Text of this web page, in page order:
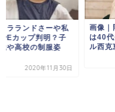
ラランドさーや私
Eカップ判明？子
や高校の制服姿
2020年11月30日
画像｜
は40
ル西克